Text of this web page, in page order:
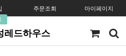
주문조회 마이페이지
레드하우스